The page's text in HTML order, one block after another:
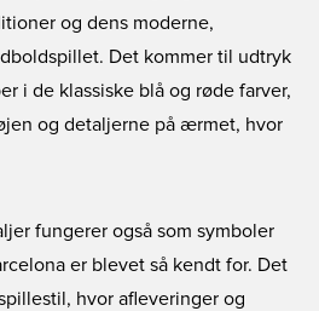
og dens moderne,
Det kommer til udtryk
i de klassiske blå og røde farver,
og detaljerne på ærmet, hvor
fungerer også som symboler
er blevet så kendt for. Det
hvor afleveringer og